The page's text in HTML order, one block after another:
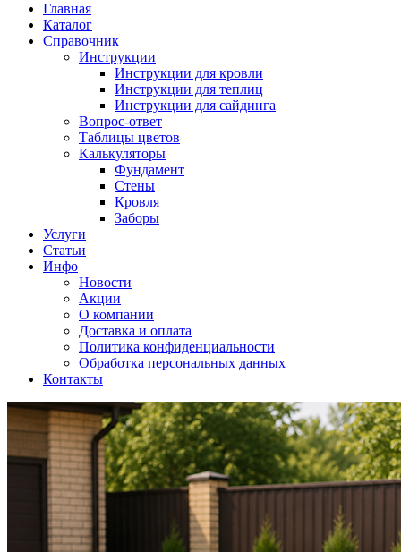
Главная
Каталог
Cправочник
Инструкции
Инструкции для кровли
Инструкции для теплиц
Инструкции для сайдинга
Вопрос-ответ
Таблицы цветов
Калькуляторы
Фундамент
Стены
Кровля
Заборы
Услуги
Статьи
Инфо
Новости
Акции
О компании
Доставка и оплата
Политика конфиденциальности
Обработка персональных данных
Контакты